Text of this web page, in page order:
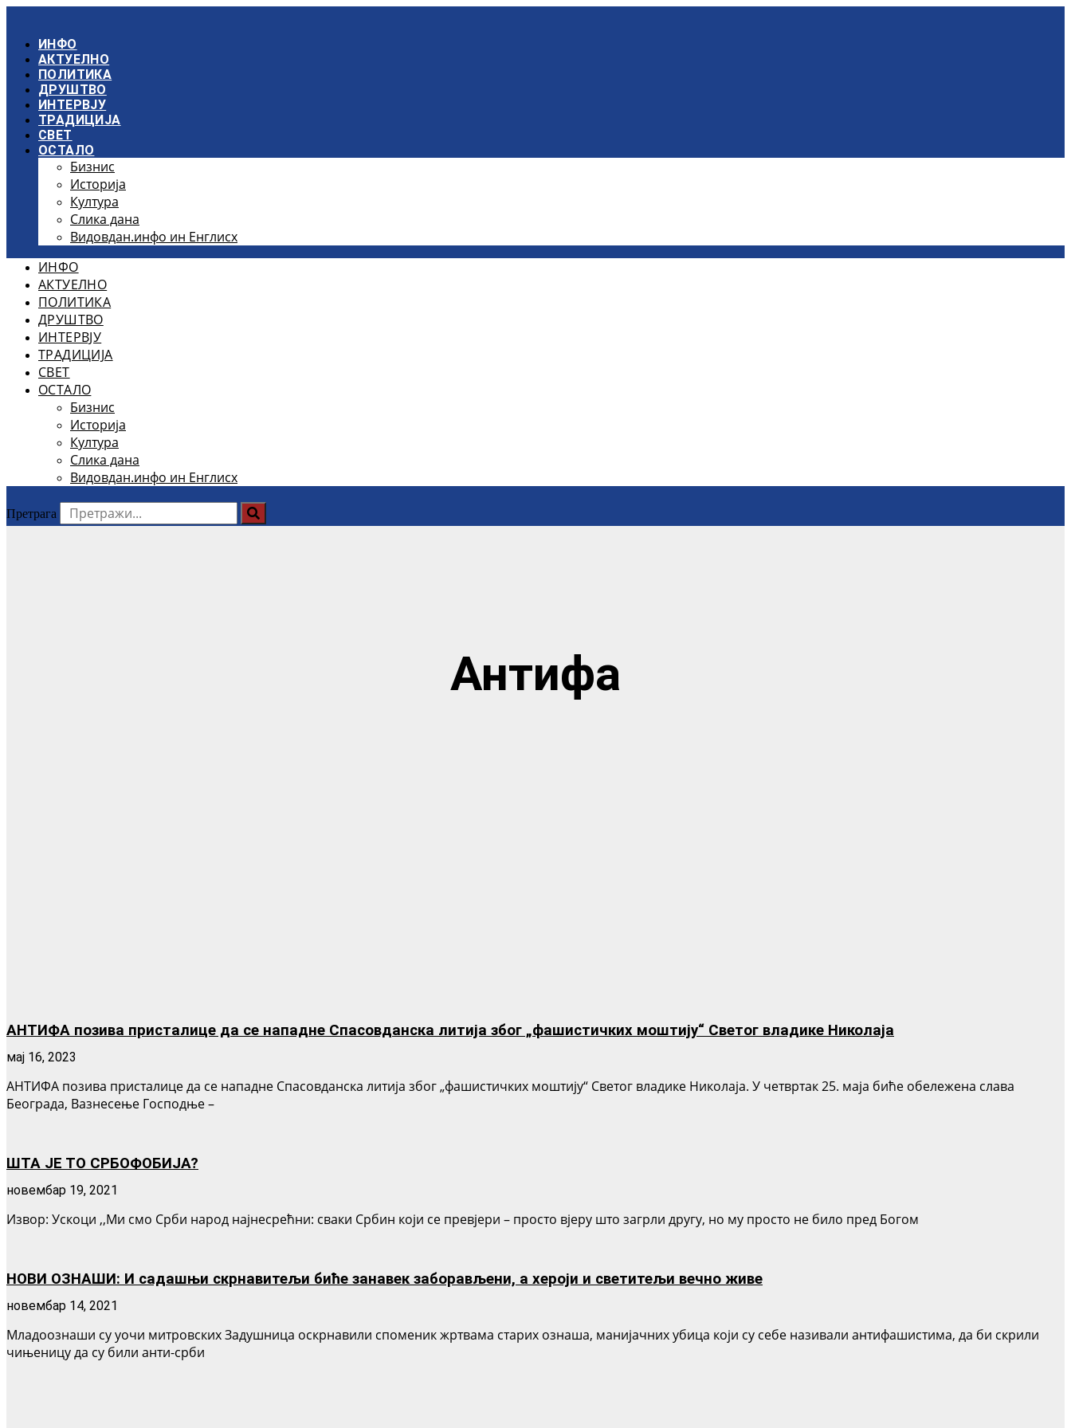
садржајИНФО
АКТУЕЛНО
ПОЛИТИКА
ДРУШТВО
ИНТЕРВЈУ
ТРАДИЦИЈА
СВЕТ
ОСТАЛО
Бизнис
Историја
Култура
Слика дана
Видовдан.инфо ин Енглисх
ИНФО
АКТУЕЛНО
ПОЛИТИКА
ДРУШТВО
ИНТЕРВЈУ
ТРАДИЦИЈА
СВЕТ
ОСТАЛО
Бизнис
Историја
Култура
Слика дана
Видовдан.инфо ин Енглисх
Претрага
Антифа
АНТИФА позива присталице да се нападне Спасовданска литија због „фашистичких моштију“ Светог владике Николаја
мај 16, 2023
АНТИФА позива присталице да се нападне Спасовданска литија због „фашистичких моштију“ Светог владике Николаја. У четвртак 25. маја биће обележена слава
Београда, Вазнесење Господње –
ШТА ЈЕ ТО СРБОФОБИЈА?
новембар 19, 2021
Извор: Ускоци ,,Ми смо Срби народ најнесрећни: сваки Србин који се превјери – просто вјеру што загрли другу, но му просто не било пред Богом
НОВИ ОЗНАШИ: И садашњи скрнавитељи биће занавек заборављени, а хероји и светитељи вечно живе
новембар 14, 2021
Младоознаши су уочи митровских Задушница оскрнавили споменик жртвама старих ознаша, манијачних убица који су себе називали антифашистима, да би скрили
чињеницу да су били анти-срби